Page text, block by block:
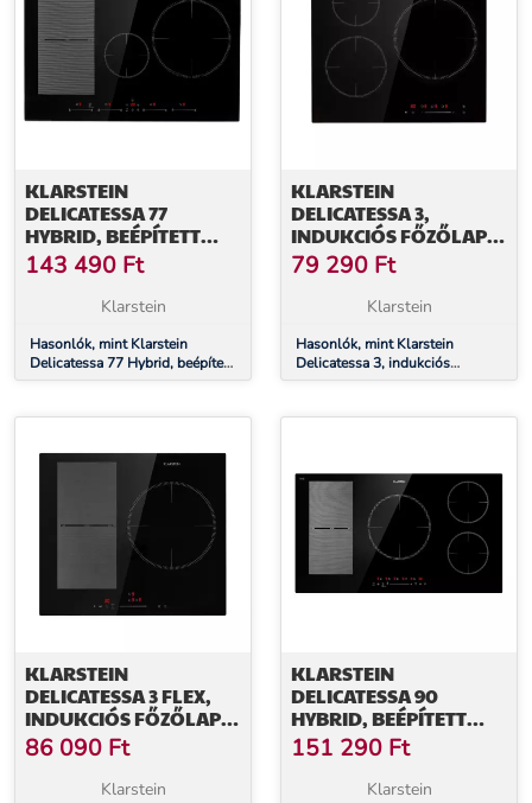
KLARSTEIN
DELICATESSA 77
HYBRID, BEÉPÍTETT
INDUKCIÓS FŐZŐLAP,
7000 W, 4 ZÓNA,
143 490 Ft
Klarstein
Hasonlók, mint Klarstein
Delicatessa 77 Hybrid, beépített
indukciós főzőlap, 7000 W, 4
KLARSTEIN
DELICATESSA 3,
INDUKCIÓS FŐZŐLAP,
5800 W, 3 ZÓNA,
ÜVEGKERÁMIA, FEKETE
79 290 Ft
Klarstein
Hasonlók, mint Klarstein
Delicatessa 3, indukciós
főzőlap, 5800 W, 3 zóna,
KLARSTEIN
DELICATESSA 3 FLEX,
INDUKCIÓS FŐZŐLAP,
6600 W, 3 ZÓNA,
ÜVEGKERÁMIA, FEKETE
86 090 Ft
Klarstein
KLARSTEIN
DELICATESSA 90
HYBRID, BEÉPÍTETT
INDUKCIÓS FŐZŐLAP,
7400 W, 5 ZÓNA,
151 290 Ft
Klarstein